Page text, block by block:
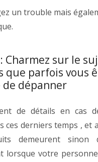
un trouble mais
Charmez sur le
que parfois vous
de dépanner
de détails en cas
ces derniers temps , et
demeurent sinon
lorsque votre